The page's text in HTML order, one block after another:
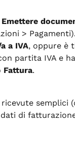
Emettere
> Pagamenti).
a IVA, oppure è
partita IVA e
Fattura.
semplici
di